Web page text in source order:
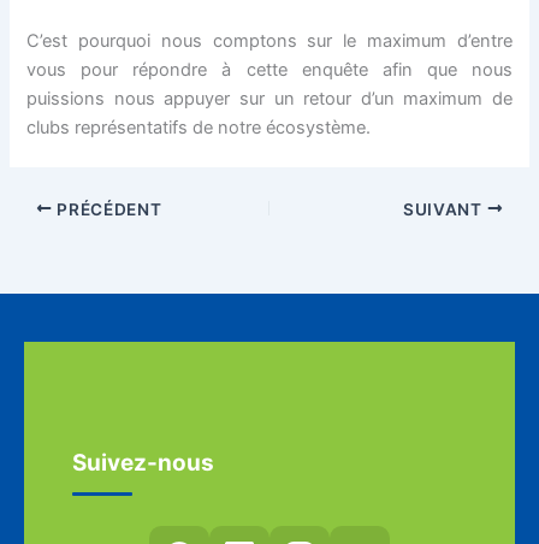
C’est pourquoi nous comptons sur le maximum d’entre
vous pour répondre à cette enquête afin que nous
puissions nous appuyer sur un retour d’un maximum de
clubs représentatifs de notre écosystème.
PRÉCÉDENT SUIVANT
Suivez-nous